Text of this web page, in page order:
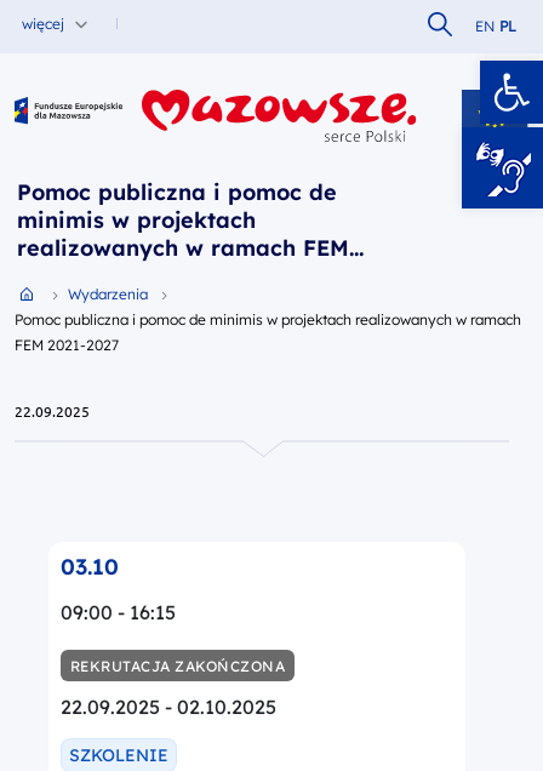
więcej Szukaj w
EN PL
Fundusze Europejskie dla Mazowsza
Pomoc publiczna i pomoc de
minimis w projektach
realizowanych w ramach FEM
Przejdź do strony głównej portalu
Wydarzenia
Pomoc publiczna i pomoc de minimis w projektach realizowanych w ramach
FEM 2021-2027
22.09.2025
03.10
09:00 - 16:15
REKRUTACJA ZAKOŃCZONA
22.09.2025 - 02.10.2025
SZKOLENIE